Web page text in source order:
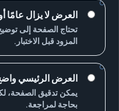
العرض لا يزال عامًا
تحتاج الصفحة إلى
المزود قبل الاختبار.
العرض الرئيسي
يمكن تدقيق الصفحة،
بحاجة لمراجعة.